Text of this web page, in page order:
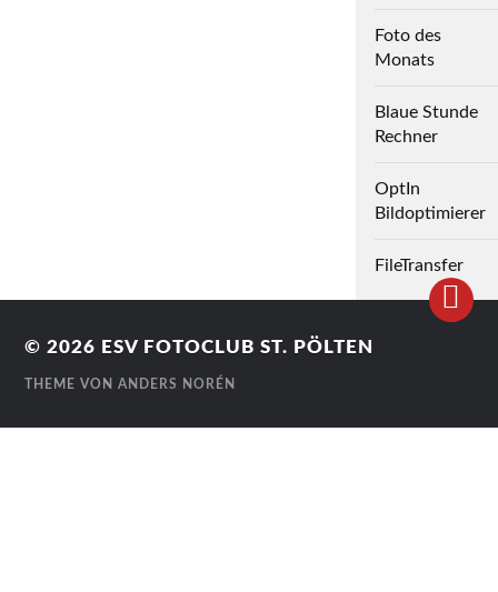
Foto des
Monats
Blaue Stunde
Rechner
OptIn
Bildoptimierer
FileTransfer
© 2026 ESV FOTOCLUB ST. PÖLTEN
THEME VONANDERS NORÉN